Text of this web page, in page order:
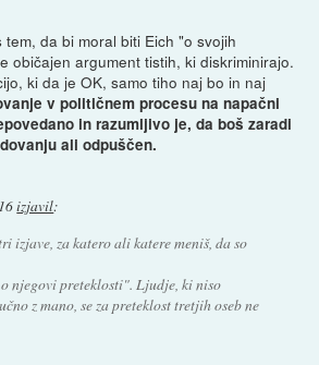
da bi moral biti Eich "o svojih
običajen argument tistih, ki diskriminirajo.
ki da je OK, samo tiho naj bo in naj
v političnem procesu na napačni
in razumljivo je, da boš zaradi
ali odpuščen.
izjavil:
izjave, za katero ali katere meniš, da so
njegovi preteklosti". Ljudje, ki niso
z mano, se za preteklost tretjih oseb ne